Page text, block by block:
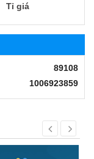
Tỉ giá
89108
1006923859